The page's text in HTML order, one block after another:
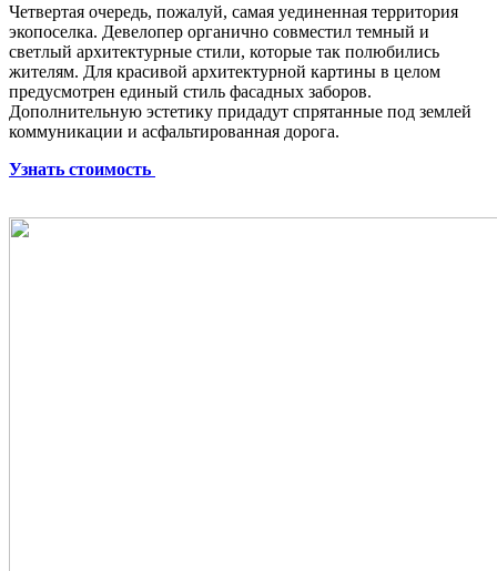
Четвертая очередь, пожалуй, самая уединенная территория
экопоселка. Девелопер органично совместил темный и
светлый архитектурные стили, которые так полюбились
жителям. Для красивой архитектурной картины в целом
предусмотрен единый стиль фасадных заборов.
Дополнительную эстетику придадут спрятанные под землей
коммуникации и асфальтированная дорога.
Узнать стоимость